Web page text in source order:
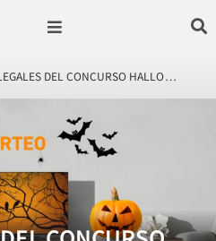
DEL CONCURSO HALLO…